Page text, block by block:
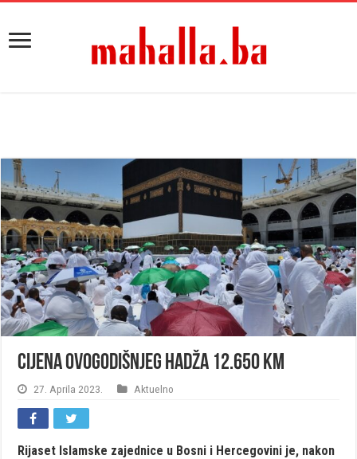
Cijena ovogodišnjeg hadža 12.650 KM
27. Aprila 2023. Aktuelno
Rijaset Islamske zajednice u Bosni i Hercegovini je, nakon